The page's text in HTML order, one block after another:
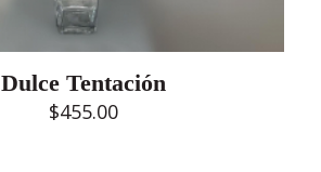
Dulce Tentación
$455.00